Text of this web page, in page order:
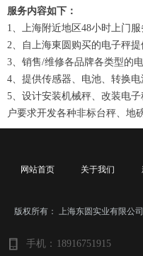
服务内容如下：
1、上海附近地区48小时上门服
2、自上海東圆购买的电子秤提
3、销售/维修各品牌各类型的
4、提供传感器、电池、转换电
5、设计安装机械秤、改装电
户要求开发各种非标台秤、地
版权所有： 上海东圆实业有限公司
网站首页 关于我们
手机： 18916751915